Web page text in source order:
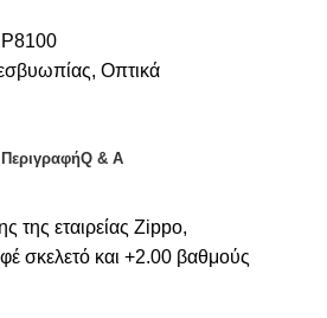
, Οπτικά
ΠεριγραφήQ & A
της εταιρείας Zippo,
σκελετό και +2.00 βαθμούς